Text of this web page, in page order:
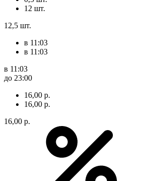
12 шт.
12,5 шт.
в 11:03
в 11:03
в 11:03
до 23:00
16,00 р.
16,00 р.
16,00 р.